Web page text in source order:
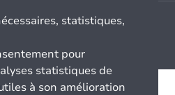
statistiques,
pour
statistiques de
à son amélioration